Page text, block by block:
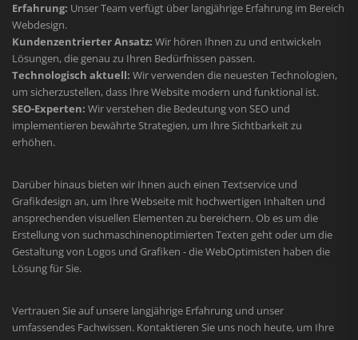
Erfahrung: Unser Team verfügt über langjährige Erfahrung im Bereich
Webdesign.
Kundenzentrierter Ansatz: Wir hören Ihnen zu und entwickeln
Lösungen, die genau zu Ihren Bedürfnissen passen.
Technologisch aktuell: Wir verwenden die neuesten Technologien,
um sicherzustellen, dass Ihre Website modern und funktional ist.
SEO-Experten: Wir verstehen die Bedeutung von SEO und
implementieren bewährte Strategien, um Ihre Sichtbarkeit zu
erhöhen.
Darüber hinaus bieten wir Ihnen auch einen Textservice und
Grafikdesign an, um Ihre Webseite mit hochwertigen Inhalten und
ansprechenden visuellen Elementen zu bereichern. Ob es um die
Erstellung von suchmaschinenoptimierten Texten geht oder um die
Gestaltung von Logos und Grafiken - die WebOptimisten haben die
Lösung für Sie.
Vertrauen Sie auf unsere langjährige Erfahrung und unser
umfassendes Fachwissen. Kontaktieren Sie uns noch heute, um Ihre